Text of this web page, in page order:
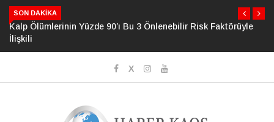
SON DAKIKA
Kalp Ölümlerinin Yüzde 90’ı Bu 3 Önlenebilir Risk Faktörüyle
İlişkili